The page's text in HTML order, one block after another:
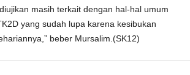
masih terkait dengan hal-hal umum
yang sudah lupa karena kesibukan
beber Mursalim.(SK12)